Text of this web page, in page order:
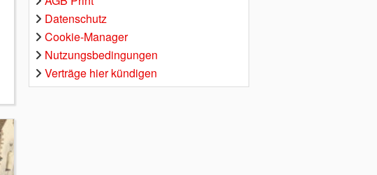
Datenschutz
Cookie-Manager
Nutzungsbedingungen
Verträge hier kündigen